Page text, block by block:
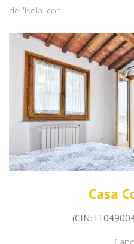
dell'Isola, con...
Casa
(CIN: